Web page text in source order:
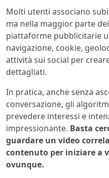
Molti utenti associano
ma nella maggior parte
piattaforme pubblicitarie
navigazione, cookie,
attività sui social per
dettagliati.
In pratica, anche senza
conversazione, gli
prevedere interessi e
impressionante. Basta
guardare un video
contenuto per iniziare a
ovunque.